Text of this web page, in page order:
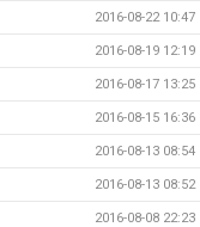
2016-08-22 10:47
2016-08-19 12:19
2016-08-17 13:25
2016-08-15 16:36
2016-08-13 08:54
2016-08-13 08:52
2016-08-08 22:23